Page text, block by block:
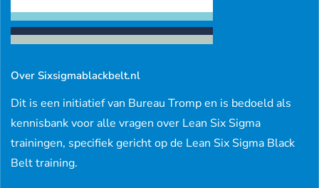
Over Sixsigmablackbelt.nl
Dit is een initiatief van Bureau Tromp en is bedoeld als
kennisbank voor alle vragen over Lean Six Sigma
trainingen, specifiek gericht op de Lean Six Sigma Black
Belt training.